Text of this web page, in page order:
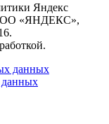
Яндекс
ООО «ЯНДЕКС»,
данных
данных